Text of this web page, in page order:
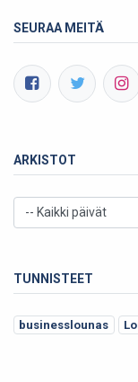
SEURAA MEITÄ
ARKISTOT
TUNNISTEET
businesslounas